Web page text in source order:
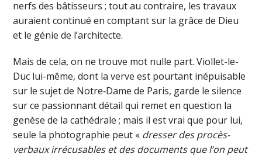
nerfs des bâtisseurs ; tout au contraire, les travaux
auraient continué en comptant sur la grâce de Dieu
et le génie de l’architecte.
Mais de cela, on ne trouve mot nulle part. Viollet-le-
Duc lui-même, dont la verve est pourtant inépuisable
sur le sujet de Notre‑Dame de Paris, garde le silence
sur ce passionnant détail qui remet en question la
genèse de la cathédrale ; mais il est vrai que pour lui,
seule la photographie peut « dresser des procès-
verbaux irrécusables et des documents que l’on peut